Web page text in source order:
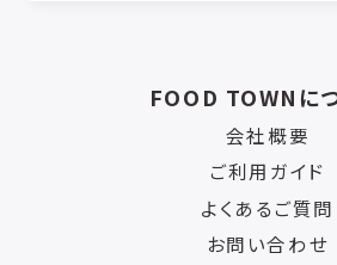
FOOD TOWNに
会社概要
ご利用ガイド
よくあるご質問
お問い合わせ